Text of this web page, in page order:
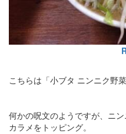
こちらは「小ブタ ニンニク野
何かの呪文のようですが、ニ
カラメをトッピング。